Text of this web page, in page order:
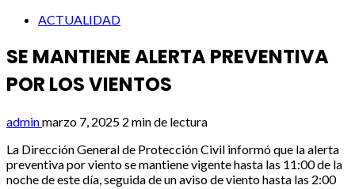
ACTUALIDAD
SE MANTIENE ALERTA PREVENTIVA
POR LOS VIENTOS
adminmarzo 7, 2025 2 min de lectura
La Dirección General de Protección Civil informó que la alerta
preventiva por viento se mantiene vigente hasta las 11:00 de la
noche de este día, seguida de un aviso de viento hasta las 2:00